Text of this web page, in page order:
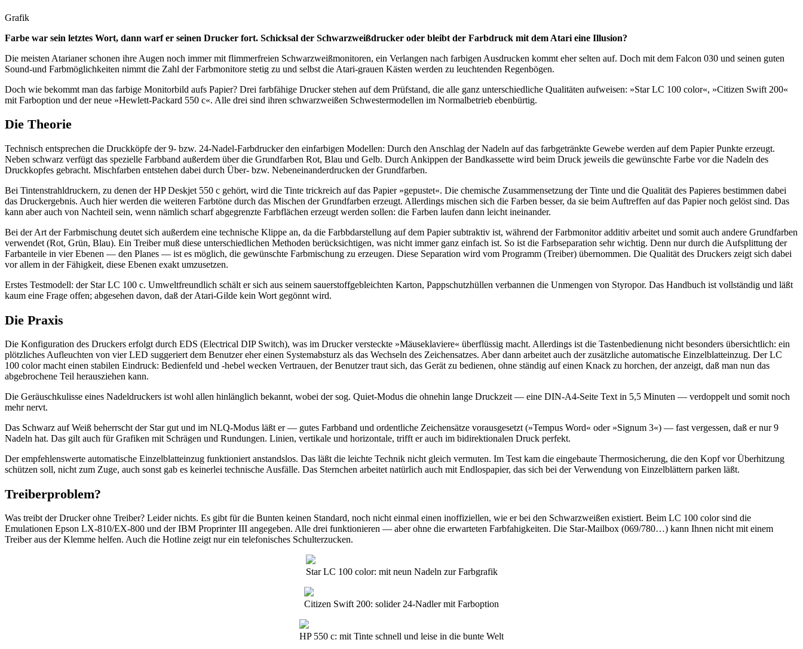
Grafik
Farbe war sein letztes Wort, dann warf er seinen Drucker fort. Schicksal der Schwarzweißdrucker oder bleibt der Farbdruck mit dem Atari eine Illusion?
Die meisten Atarianer schonen ihre Augen noch immer mit flimmerfreien Schwarzweißmonitoren, ein Verlangen nach farbigen Ausdrucken kommt eher selten auf. Doch mit dem Falcon 030 und seinen guten
Sound-und Farbmöglichkeiten nimmt die Zahl der Farbmonitore stetig zu und selbst die Atari-grauen Kästen werden zu leuchtenden Regenbögen.
Doch wie bekommt man das farbige Monitorbild aufs Papier? Drei farbfähige Drucker stehen auf dem Prüfstand, die alle ganz unterschiedliche Qualitäten aufweisen: »Star LC 100 color«, »Citizen Swift 200«
mit Farboption und der neue »Hewlett-Packard 550 c«. Alle drei sind ihren schwarzweißen Schwestermodellen im Normalbetrieb ebenbürtig.
Die Theorie
Technisch entsprechen die Druckköpfe der 9- bzw. 24-Nadel-Farbdrucker den einfarbigen Modellen: Durch den Anschlag der Nadeln auf das farbgetränkte Gewebe werden auf dem Papier Punkte erzeugt.
Neben schwarz verfügt das spezielle Farbband außerdem über die Grundfarben Rot, Blau und Gelb. Durch Ankippen der Bandkassette wird beim Druck jeweils die gewünschte Farbe vor die Nadeln des
Druckkopfes gebracht. Mischfarben entstehen dabei durch Über- bzw. Nebeneinanderdrucken der Grundfarben.
Bei Tintenstrahldruckern, zu denen der HP Deskjet 550 c gehört, wird die Tinte trickreich auf das Papier »gepustet«. Die chemische Zusammensetzung der Tinte und die Qualität des Papieres bestimmen dabei
das Druckergebnis. Auch hier werden die weiteren Farbtöne durch das Mischen der Grundfarben erzeugt. Allerdings mischen sich die Farben besser, da sie beim Auftreffen auf das Papier noch gelöst sind. Das
kann aber auch von Nachteil sein, wenn nämlich scharf abgegrenzte Farbflächen erzeugt werden sollen: die Farben laufen dann leicht ineinander.
Bei der Art der Farbmischung deutet sich außerdem eine technische Klippe an, da die Farbbdarstellung auf dem Papier subtraktiv ist, während der Farbmonitor additiv arbeitet und somit auch andere Grundfarben
verwendet (Rot, Grün, Blau). Ein Treiber muß diese unterschiedlichen Methoden berücksichtigen, was nicht immer ganz einfach ist. So ist die Farbseparation sehr wichtig. Denn nur durch die Aufsplittung der
Farbanteile in vier Ebenen — den Planes — ist es möglich, die gewünschte Farbmischung zu erzeugen. Diese Separation wird vom Programm (Treiber) übernommen. Die Qualität des Druckers zeigt sich dabei
vor allem in der Fähigkeit, diese Ebenen exakt umzusetzen.
Erstes Testmodell: der Star LC 100 c. Umweltfreundlich schält er sich aus seinem sauerstoffgebleichten Karton, Pappschutzhüllen verbannen die Unmengen von Styropor. Das Handbuch ist vollständig und läßt
kaum eine Frage offen; abgesehen davon, daß der Atari-Gilde kein Wort gegönnt wird.
Die Praxis
Die Konfiguration des Druckers erfolgt durch EDS (Electrical DIP Switch), was im Drucker versteckte »Mäuseklaviere« überflüssig macht. Allerdings ist die Tastenbedienung nicht besonders übersichtlich: ein
plötzliches Aufleuchten von vier LED suggeriert dem Benutzer eher einen Systemabsturz als das Wechseln des Zeichensatzes. Aber dann arbeitet auch der zusätzliche automatische Einzelblatteinzug. Der LC
100 color macht einen stabilen Eindruck: Bedienfeld und -hebel wecken Vertrauen, der Benutzer traut sich, das Gerät zu bedienen, ohne ständig auf einen Knack zu horchen, der anzeigt, daß man nun das
abgebrochene Teil herausziehen kann.
Die Geräuschkulisse eines Nadeldruckers ist wohl allen hinlänglich bekannt, wobei der sog. Quiet-Modus die ohnehin lange Druckzeit — eine DIN-A4-Seite Text in 5,5 Minuten — verdoppelt und somit noch
mehr nervt.
Das Schwarz auf Weiß beherrscht der Star gut und im NLQ-Modus läßt er — gutes Farbband und ordentliche Zeichensätze vorausgesetzt (»Tempus Word« oder »Signum 3«) — fast vergessen, daß er nur 9
Nadeln hat. Das gilt auch für Grafiken mit Schrägen und Rundungen. Linien, vertikale und horizontale, trifft er auch im bidirektionalen Druck perfekt.
Der empfehlenswerte automatische Einzelblatteinzug funktioniert anstandslos. Das läßt die leichte Technik nicht gleich vermuten. Im Test kam die eingebaute Thermosicherung, die den Kopf vor Überhitzung
schützen soll, nicht zum Zuge, auch sonst gab es keinerlei technische Ausfälle. Das Sternchen arbeitet natürlich auch mit Endlospapier, das sich bei der Verwendung von Einzelblättern parken läßt.
Treiberproblem?
Was treibt der Drucker ohne Treiber? Leider nichts. Es gibt für die Bunten keinen Standard, noch nicht einmal einen inoffiziellen, wie er bei den Schwarzweißen existiert. Beim LC 100 color sind die
Emulationen Epson LX-810/EX-800 und der IBM Proprinter III angegeben. Alle drei funktionieren — aber ohne die erwarteten Farbfahigkeiten. Die Star-Mailbox (069/780…) kann Ihnen nicht mit einem
Treiber aus der Klemme helfen. Auch die Hotline zeigt nur ein telefonisches Schulterzucken.
Star LC 100 color: mit neun Nadeln zur Farbgrafik
Citizen Swift 200: solider 24-Nadler mit Farboption
HP 550 c: mit Tinte schnell und leise in die bunte Welt